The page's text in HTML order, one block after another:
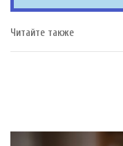
Читайте также